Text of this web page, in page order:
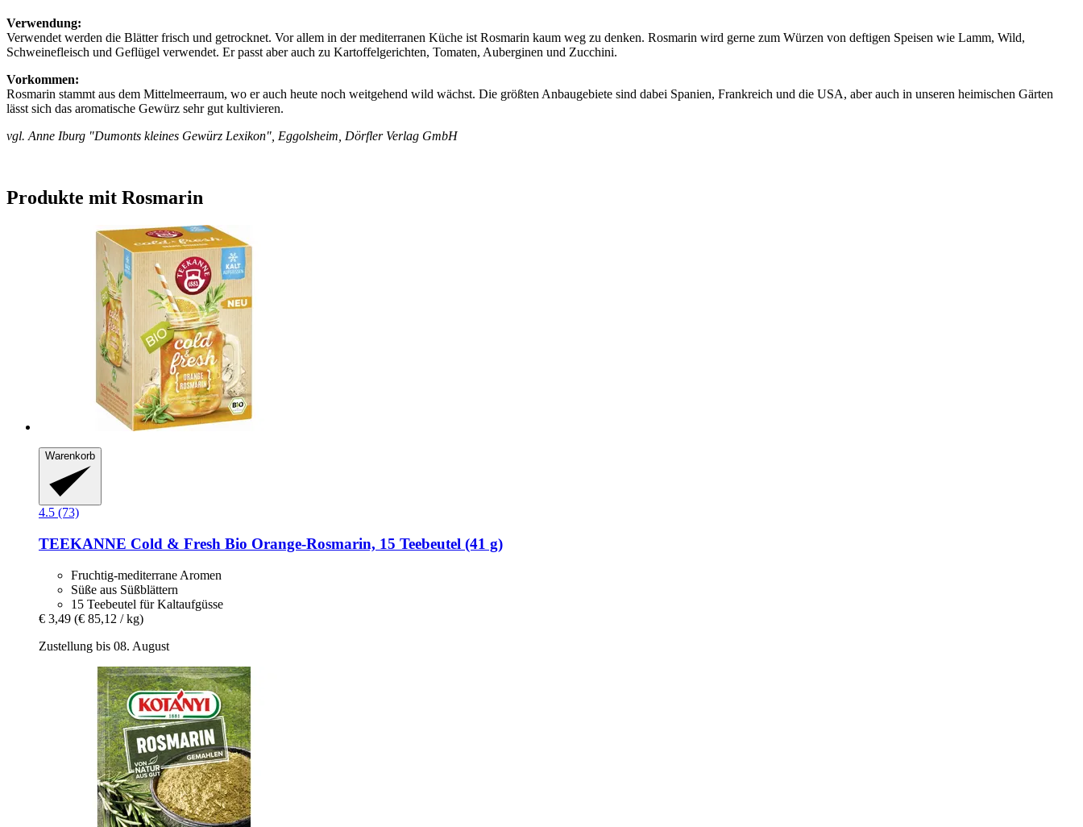
Verwendung:
Verwendet werden die Blätter frisch und getrocknet. Vor allem in der mediterranen Küche ist Rosmarin kaum weg zu denken. Rosmarin wird gerne zum Würzen von deftigen Speisen wie Lamm, Wild,
Schweinefleisch und Geflügel verwendet. Er passt aber auch zu Kartoffelgerichten, Tomaten, Auberginen und Zucchini.
Vorkommen:
Rosmarin stammt aus dem Mittelmeerraum, wo er auch heute noch weitgehend wild wächst. Die größten Anbaugebiete sind dabei Spanien, Frankreich und die USA, aber auch in unseren heimischen Gärten
lässt sich das aromatische Gewürz sehr gut kultivieren.
vgl. Anne Iburg "Dumonts kleines Gewürz Lexikon", Eggolsheim, Dörfler Verlag GmbH
Produkte mit Rosmarin
Warenkorb
4.5 (73)
TEEKANNE Cold & Fresh Bio Orange-​Rosmarin, 15 Teebeutel (41 g)
Fruchtig-mediterrane Aromen
Süße aus Süßblättern
15 Teebeutel für Kaltaufgüsse
€ 3,49 (€ 85,12 / kg)
Zustellung bis 08. August